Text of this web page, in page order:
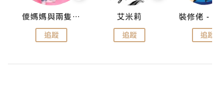
儍媽媽與兩隻小魔怪之家
追蹤
艾米莉
追蹤 追蹤